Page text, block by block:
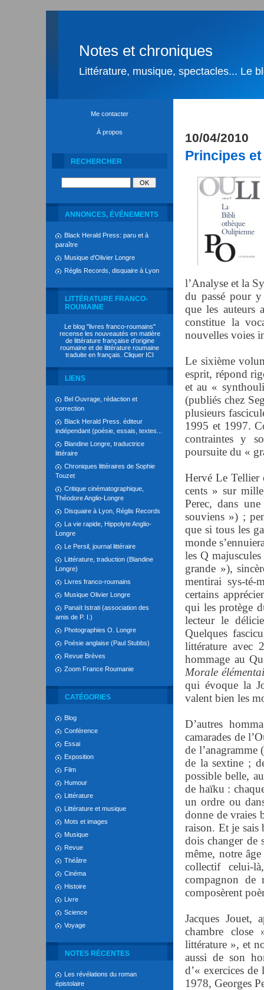
Notes et chroniques
Littérature, musique, spectacles... Le
Me contacter
À propos
RECHERCHER
ANNONCES, ÉVÉNEMENTS
Black Herald Press: paru et à
paraître
Musique d'Olivier Longre
Réglis Records, disquaire à Lyon
LITTÉRATURE FRANCO-
ROUMAINE
Le blog "livres franco-roumains"
recense les nouveautés en matière
de littérature française d'origine
roumaine et de littérature roumaine
traduite en français. Cliquer ICI
LIENS
Bel Ouvrage, rédaction et
correction
Black Herald Press. éditeur
indépendant (poésie, essais, textes...
Blandine Longre, traductrice
littéraire
Chroniques littéraires de Sophie
Touzet
Critique cinématographique,
Théodore Anglio-Longre
Disquaire à Lyon, Réglis Records
La vie rapide, Hippolyte Anglio-
Longre
Le Persil, journal littéraire
Littérature, traduction (Blandine
Longre)
Livres franco-roumains
Musique Olivier Longre
Panaït Istrati (association des
amis de P. I.)
Photographies O. Longre
Poésie anglaise (Paul Stubbs)
Revue Brèves
Zoom France Roumanie
CATÉGORIES
Blog
Conférence
Essai
Exposition
Film
Humour
Littérature
Littérature et musique
Mots et images
Musique
Revue
Théâtre
Cinéma
Histoire
Livre
Science
Voyage
NOTES RÉCENTES
Les révélations du roman
épistolaire
10/04/2010
Principes
l’Analyse et la
du passé pour y
que les auteurs
constitue la
nouvelles voies
Le sixième
esprit, répond
et au «
(publiés chez
plusieurs
1995 et 1997.
contraintes y
poursuite du «
Hervé Le Tellier
cents » sur
Perec, dans
souviens ») ;
que si tous les
monde
les Q
grande »),
mentirai sys-té-
certains
qui les protège
lecteur le
Quelques
littérature avec
hommage au
Morale
qui évoque la
valent bien les
D’autres
camarades de
de l’anagramme
de la sextine ;
possible belle,
de haïku :
un ordre ou
donne de vraies
raison. Et je
dois changer de
même, notre
collectif celui-
compagnon de
composèrent
Jacques Jouet,
chambre close
littérature », et
aussi de son
d’« exercices
1978, Georges